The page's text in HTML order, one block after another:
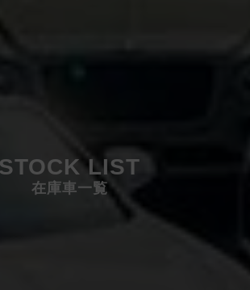
STOCK LIST
在庫車一覧